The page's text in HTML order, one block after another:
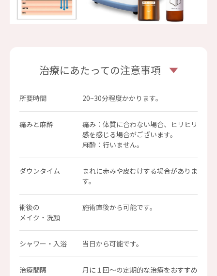
治療にあたっての注意事項
所要時間 20~30分程度かかります。
痛みと麻酔
痛み：体質に合わない場合、ヒリヒリ
感を感じる場合がございます。
麻酔：行いません。
ダウンタイム
まれに赤みや皮むけする場合がありま
す。
術後の
メイク・洗顔
施術直後から可能です。
シャワー・入浴 当日から可能です。
治療間隔
月に１回～の定期的な治療をおすすめ